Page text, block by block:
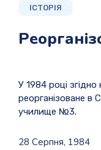
ІСТОРІЯ
У 1984 році
реорганізоване в
училище №3.
28 Серпня, 1984